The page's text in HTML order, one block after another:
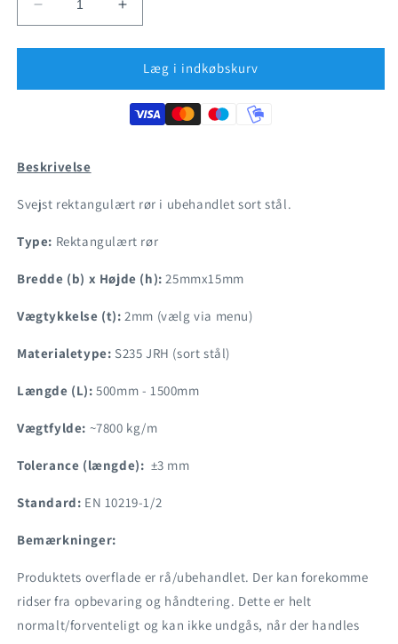
Reducer
antallet
for
stål
Rektangulært
25x15mm
Øg
antallet
for
Sort
stål
Rektangulært
Læg i indkøbskurv
Beskrivelse
Svejst rektangulært rør i ubehandlet sort stål.
Type: Rektangulært rør
Bredde (b) x Højde (h): 25mmx15mm
Vægtykkelse (t): 2mm (vælg via menu)
Materialetype: S235 JRH (sort stål)
Længde (L): 500mm - 1500mm
Vægtfylde: ~7800 kg/m
Tolerance (længde): ±3 mm
Standard: EN 10219-1/2
Bemærkninger:
Produktets overflade er rå/ubehandlet. Der kan forekomme
ridser fra opbevaring og håndtering. Dette er helt
normalt/forventeligt og kan ikke undgås, når der handles